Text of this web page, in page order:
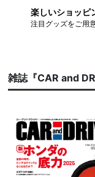
楽しいショッピ
注目グッズをご用
雑誌『CAR and